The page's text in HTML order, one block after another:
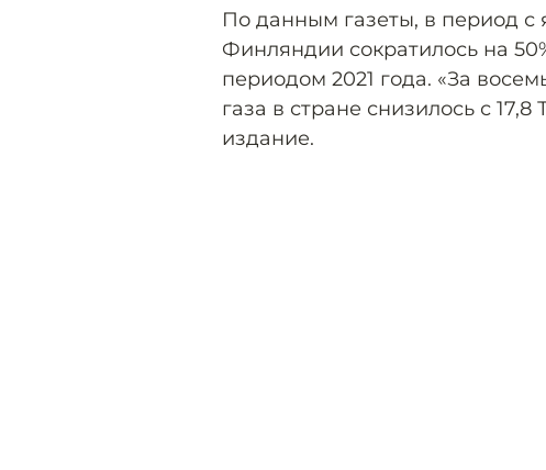
По данным газеты, в период с
Финляндии сократилось на
периодом 2021 года. «За
газа в стране снизилось с 17,8
издание.